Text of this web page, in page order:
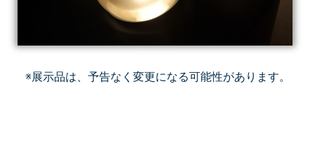
※展示品は、予告なく変更になる可能性があります。